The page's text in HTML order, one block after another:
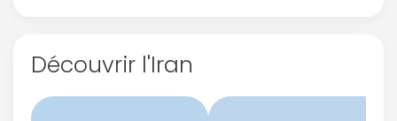
Découvrir l'Iran